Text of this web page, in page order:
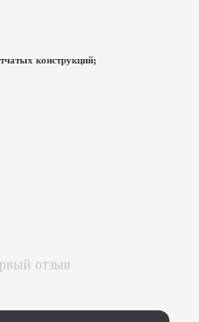
конструкций;
отзыв